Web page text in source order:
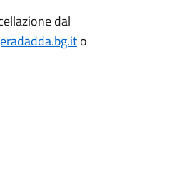
dal
o